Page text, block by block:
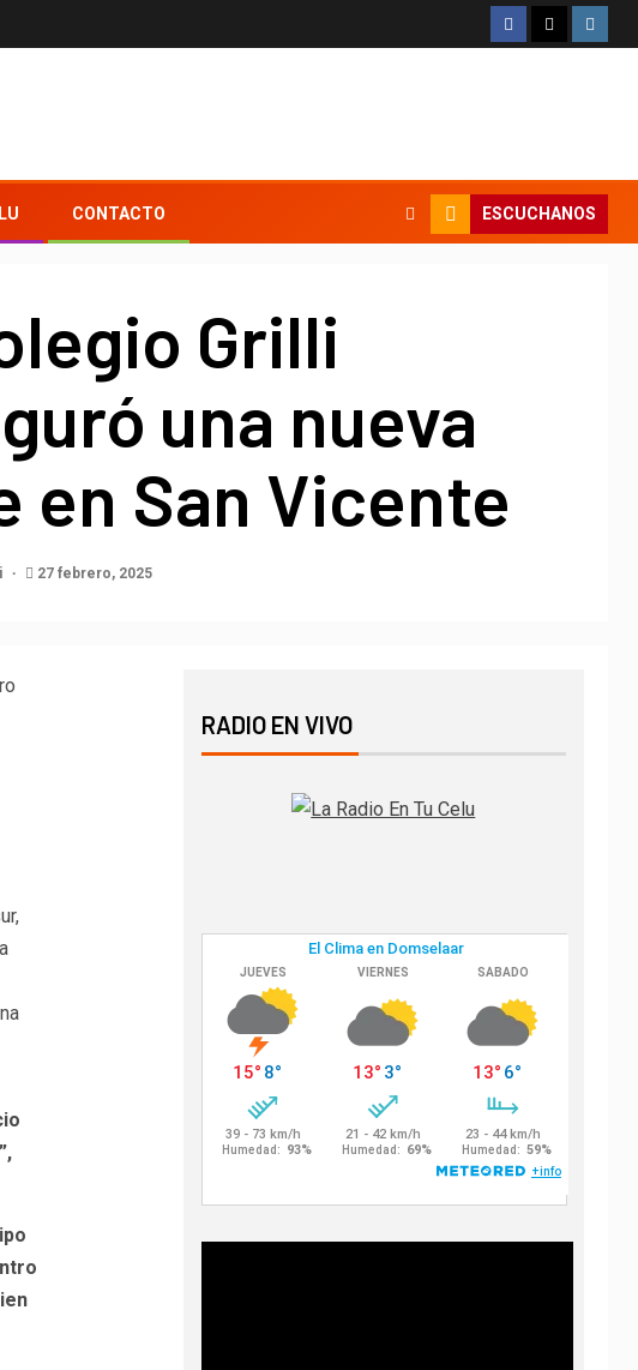
CONTACTO ESCUCHANOS
Grilli
una nueva
en San Vicente
27 febrero, 2025
RADIO EN VIVO